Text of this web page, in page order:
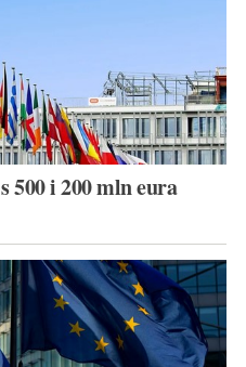
500 i 200 mln eura